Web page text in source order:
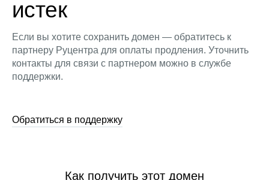
истек
Если вы хотите сохранить домен — обратитесь к
партнеру Руцентра для оплаты продления. Уточнить
контакты для связи с партнером можно в службе
поддержки.
Обратиться в поддержку
Как получить этот домен